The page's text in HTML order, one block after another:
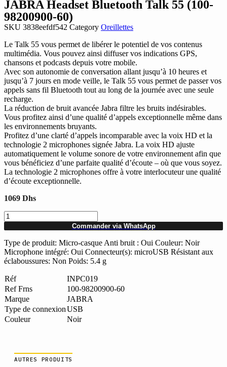
JABRA Headset Bluetooth Talk 55 (100-
98200900-60)
SKU 3838eefdf542 Category Oreillettes
Le Talk 55 vous permet de libérer le potentiel de vos contenus
multimédia. Vous pouvez ainsi diffuser vos indications GPS,
chansons et podcasts depuis votre mobile.
Avec son autonomie de conversation allant jusqu’à 10 heures et
jusqu’à 7 jours en mode veille, le Talk 55 vous permet de passer vos
appels sans fil Bluetooth tout au long de la journée avec une seule
recharge.
La réduction de bruit avancée Jabra filtre les bruits indésirables.
Vous profitez ainsi d’une qualité d’appels exceptionnelle même dans
les environnements bruyants.
Profitez d’une clarté d’appels incomparable avec la voix HD et la
technologie 2 microphones signée Jabra. La voix HD ajuste
automatiquement le volume sonore de votre environnement afin que
vous bénéficiez d’une parfaite qualité d’écoute – où que vous soyez.
La technologie 2 microphones offre à votre interlocuteur une qualité
d’écoute exceptionnelle.
1069 Dhs
quantité
de
JABRA
Headset
Bluetooth
Talk
(100-
98200900-
60)
Commander via WhatsApp
Type de produit: Micro-casque Anti bruit : Oui Couleur: Noir
Microphone intégré: Oui Connecteur(s): microUSB Résistant aux
éclaboussures: Non Poids: 5.4 g
Réf
INPC019
Ref Frns
100-98200900-60
Marque
JABRA
Type de connexionUSB
Couleur
Noir
AUTRES PRODUITS